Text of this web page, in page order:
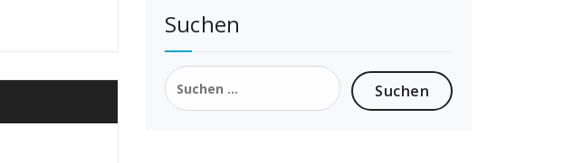
Suchen
Suchen
nach: